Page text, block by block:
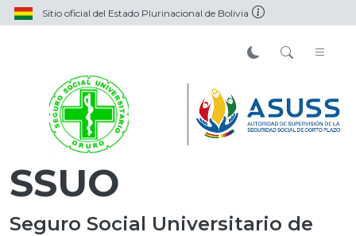
Sitio oficial del Estado Plurinacional de Bolivia
SSUO
Seguro Social Universitario de